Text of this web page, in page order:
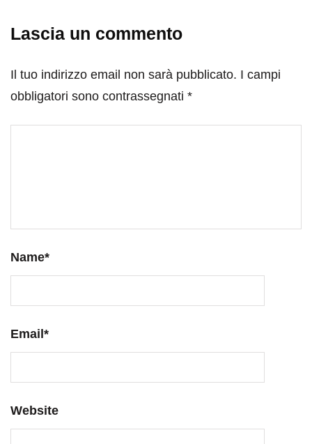
Lascia un commento
Il tuo indirizzo email non sarà pubblicato. I campi
obbligatori sono contrassegnati *
Name*
Email *
Website